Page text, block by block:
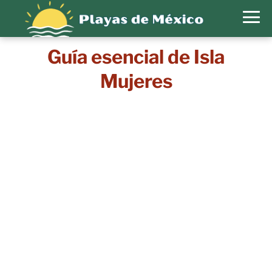
Guía esencial de Isla
Mujeres